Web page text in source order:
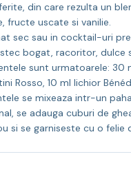
din care rezulta un
fructe uscate si vanilie.
sec sau in cocktail-uri
bogat, racoritor, dulce
sunt urmatoarele: 30
Rosso, 10 ml lichior
se mixeaza intr-un
se adauga cuburi de
si se garniseste cu o felie